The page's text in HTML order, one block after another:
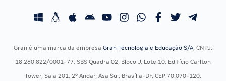
Concursos Fiscais
Concursos Saúde
Calendário OAB
Gran é uma marca da empresa Gran Tecnologia e Educação S/A, CNPJ:
18.260.822/0001-77, SBS Quadra 02, Bloco J, Lote 10, Edifício Carlton
Tower, Sala 201, 2º Andar, Asa Sul, Brasília-DF, CEP 70.070-120.